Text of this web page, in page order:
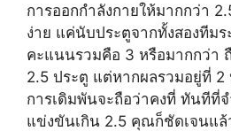
การออกกำลังกายให้มากกว่า
ง่าย แค่นับประตูจากทั้งสองทีมร
คะแนนรวมคือ 3 หรือมากกว่า
2.5 ประตู แต่หากผลรวมอยู่ที่ 2
การเดิมพันจะถือว่าคงที่ ทันทีที่
แข่งขันเกิน 2.5 คุณก็ชัดเจนแล้